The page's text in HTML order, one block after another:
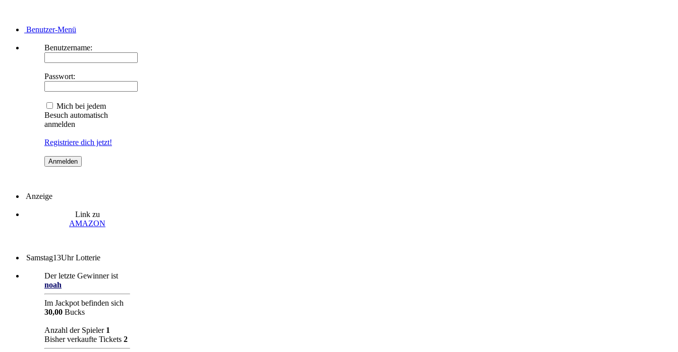
Benutzer-Menü
Benutzername:
Passwort:
Mich bei jedem
Besuch automatisch
anmelden
Registriere dich jetzt!
Anzeige
Link zu
AMAZON
Samstag13Uhr Lotterie
Der letzte Gewinner ist
noah
Im Jackpot befinden sich
30,00 Bucks
Anzahl der Spieler 1
Bisher verkaufte Tickets 2